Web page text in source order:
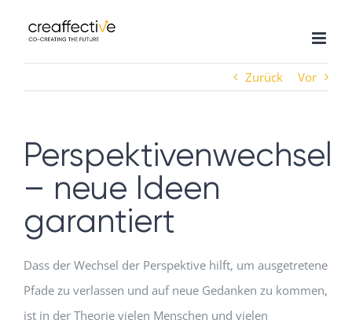
Inhalt
springen
Zurück
Vor
Perspektivenwechsel
– neue Ideen
garantiert
Dass der Wechsel der Perspektive hilft, um ausgetretene
Pfade zu verlassen und auf neue Gedanken zu kommen,
ist in der Theorie vielen Menschen und vielen